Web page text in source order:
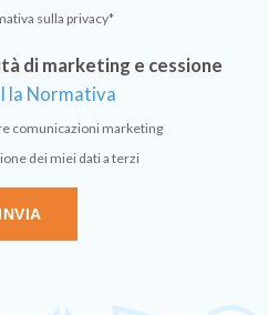
sulla privacy*
di marketing e cessione
la Normativa
comunicazioni marketing
dei miei dati a terzi